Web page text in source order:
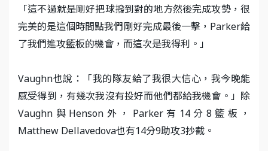
「這不過就是剛好把球撥到對的地方然後完成攻勢，很
完美的是這個時間點我們剛好完成最後一擊，Parker給
了我們進攻籃板的機會，而這次是我得利。」
Vaughn也說：「我的隊友給了我很大信心，我今晚能
感受得到，有幾次我沒有投好而他們都給我機會。」除
Vaughn與Henson外，Parker有14分8籃板，
Matthew Dellavedova也有14分9助攻3抄截。